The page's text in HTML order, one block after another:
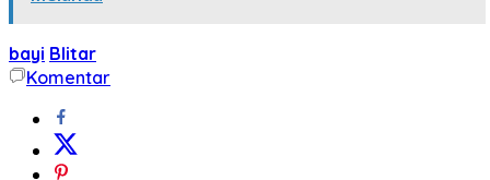
bayi Blitar
Komentar